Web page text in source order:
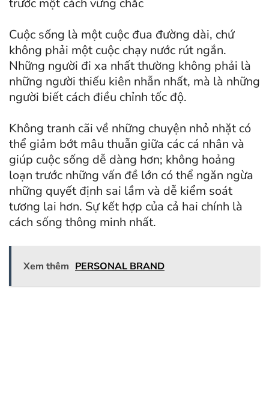
trước một cách vững chắc
Cuộc sống là một cuộc đua đường dài, chứ
không phải một cuộc chạy nước rút ngắn.
Những người đi xa nhất thường không phải là
những người thiếu kiên nhẫn nhất, mà là những
người biết cách điều chỉnh tốc độ.
Không tranh cãi về những chuyện nhỏ nhặt có
thể giảm bớt mâu thuẫn giữa các cá nhân và
giúp cuộc sống dễ dàng hơn; không hoảng
loạn trước những vấn đề lớn có thể ngăn ngừa
những quyết định sai lầm và dễ kiểm soát
tương lai hơn. Sự kết hợp của cả hai chính là
cách sống thông minh nhất.
Xem thêm PERSONAL BRAND